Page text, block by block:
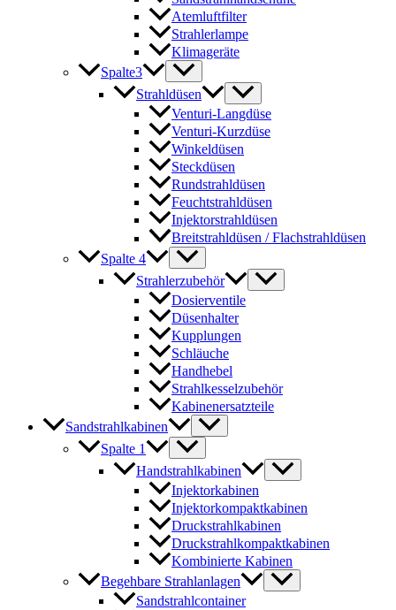
Atemluftfilter
Strahlerlampe
Klimageräte
Spalte3
Strahldüsen
Venturi-Langdüse
Venturi-Kurzdüse
Winkeldüsen
Steckdüsen
Rundstrahldüsen
Feuchtstrahldüsen
Injektorstrahldüsen
Breitstrahldüsen / Flachstrahldüsen
Spalte 4
Strahlerzubehör
Dosierventile
Düsenhalter
Kupplungen
Schläuche
Handhebel
Strahlkesselzubehör
Kabinenersatzteile
Sandstrahlkabinen
Spalte 1
Handstrahlkabinen
Injektorkabinen
Injektorkompaktkabinen
Druckstrahlkabinen
Druckstrahlkompaktkabinen
Kombinierte Kabinen
Begehbare Strahlanlagen
Sandstrahlcontainer